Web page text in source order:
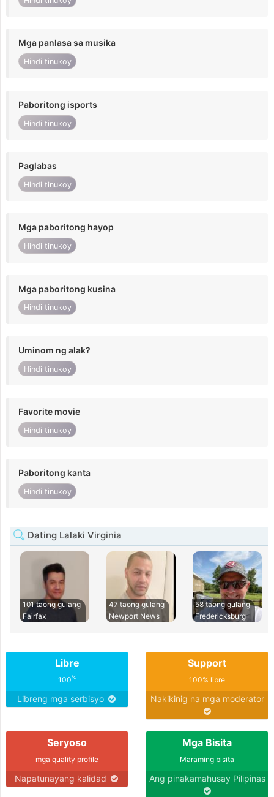
Mga panlasa sa musika
Hindi tinukoy
Paboritong isports
Hindi tinukoy
Paglabas
Hindi tinukoy
Mga paboritong hayop
Hindi tinukoy
Mga paboritong kusina
Hindi tinukoy
Uminom ng alak?
Hindi tinukoy
Favorite movie
Hindi tinukoy
Paboritong kanta
Hindi tinukoy
Dating Lalaki Virginia
101 taong gulang
Fairfax
47 taong gulang
Newport News
58 taong gulang
Fredericksburg
Libre
100%
Libreng mga serbisyo
Support
100% libre
Nakikinig na mga moderator
Seryoso
mga quality profile
Napatunayang kalidad
Mga Bisita
Maraming bisita
Ang pinakamahusay Pilipinas